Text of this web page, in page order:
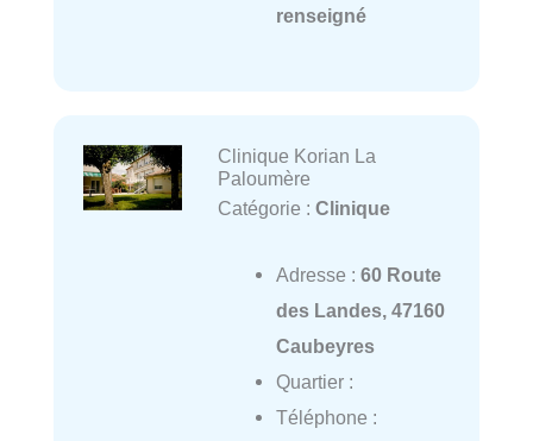
renseigné
Clinique Korian La
Paloumère
Catégorie : Clinique
Adresse : 60 Route
des Landes, 47160
Caubeyres
Quartier :
Téléphone :